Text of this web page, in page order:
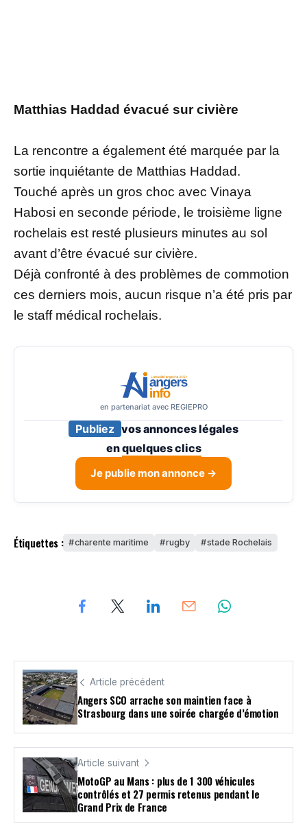
Matthias Haddad évacué sur civière
La rencontre a également été marquée par la
sortie inquiétante de Matthias Haddad.
Touché après un gros choc avec Vinaya
Habosi en seconde période, le troisième ligne
rochelais est resté plusieurs minutes au sol
avant d’être évacué sur civière.
Déjà confronté à des problèmes de commotion
ces derniers mois, aucun risque n’a été pris par
le staff médical rochelais.
en partenariat avec REGIEPRO
Publiez vos annonces légales
enquelques clics
Je publie mon annonce →
Étiquettes : charente maritime rugby stade Rochelais
Article précédent
Angers SCO arrache son maintien face à
Strasbourg dans une soirée chargée d’émotion
Article suivant
MotoGP au Mans : plus de 1 300 véhicules
contrôlés et 27 permis retenus pendant le
Grand Prix de France